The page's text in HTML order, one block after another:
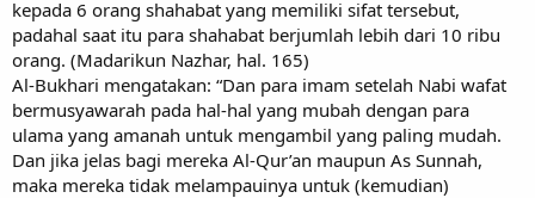
kepada 6 orang shahabat yang memiliki sifat tersebut,
padahal saat itu para shahabat berjumlah lebih dari 10 ribu
orang. (Madarikun Nazhar, hal. 165)
Al-Bukhari mengatakan: “Dan para imam setelah Nabi wafat
bermusyawarah pada hal-hal yang mubah dengan para
ulama yang amanah untuk mengambil yang paling mudah.
Dan jika jelas bagi mereka Al-Qur’an maupun As Sunnah,
maka mereka tidak melampauinya untuk (kemudian)